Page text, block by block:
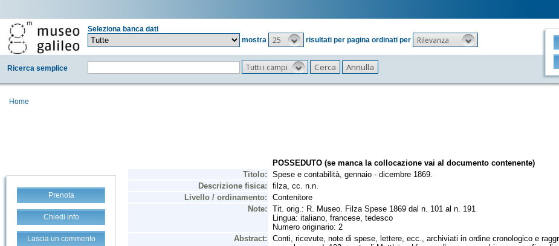
Seleziona banca dati
mostra
25 risultati per pagina ordinati per Rilevanza
Ricerca semplice Tutti i campi
Home
Prenota
Chiedi info
Lascia un commento